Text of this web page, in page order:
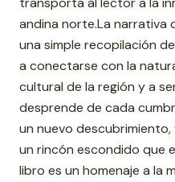
andina norte.La narrativa
una simple recopilación
a conectarse con la
cultural de la región y a
desprende de cada
un nuevo
un rincón escondido que
libro es un homenaje a la